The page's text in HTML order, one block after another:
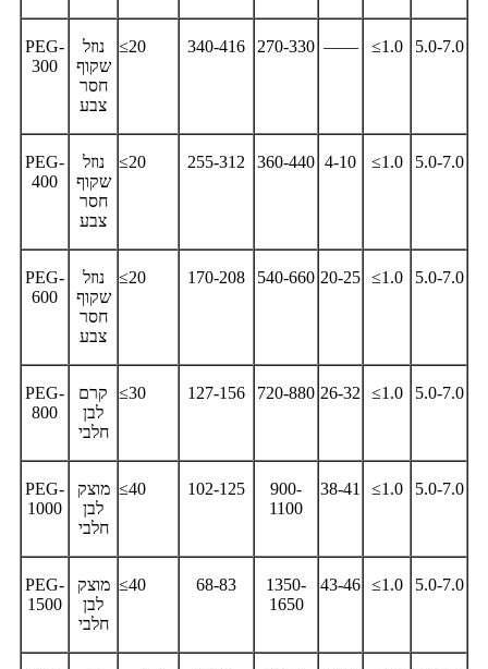
PEG-
300
נוזל
שקוף
חסר
צבע
≤20 340-416 270-330 —— ≤1.0 5.0-7.0
PEG-
400
נוזל
שקוף
חסר
צבע
≤20 255-312 360-440 4-10 ≤1.0 5.0-7.0
PEG-
600
נוזל
שקוף
חסר
צבע
≤20 170-208 540-660 20-25 ≤1.0 5.0-7.0
PEG-
800
קרם
לבן
חלבי
≤30 127-156 720-880 26-32 ≤1.0 5.0-7.0
PEG-
1000
מוצק
לבן
חלבי
≤40 102-125
900-
1100
38-41 ≤1.0 5.0-7.0
PEG-
1500
מוצק
לבן
חלבי
≤40 68-83
1350-
1650
43-46 ≤1.0 5.0-7.0